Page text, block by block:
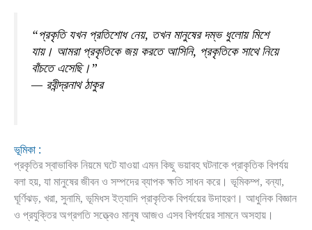
“প্রকৃতি যখন প্রতিশোধ নেয়, তখন মানুষের দম্ভ ধুলোয় মিশে
যায়। আমরা প্রকৃতিকে জয় করতে আসিনি, প্রকৃতিকে সাথে নিয়ে
বাঁচতে এসেছি।”
— রবীন্দ্রনাথ ঠাকুর
ভূমিকা :
প্রকৃতির স্বাভাবিক নিয়মে ঘটে যাওয়া এমন কিছু ভয়াবহ ঘটনাকে প্রাকৃতিক বিপর্যয়
বলা হয়, যা মানুষের জীবন ও সম্পদের ব্যাপক ক্ষতি সাধন করে। ভূমিকম্প, বন্যা,
ঘূর্ণিঝড়, খরা, সুনামি, ভূমিধস ইত্যাদি প্রাকৃতিক বিপর্যয়ের উদাহরণ। আধুনিক বিজ্ঞান
ও প্রযুক্তির অগ্রগতি সত্ত্বেও মানুষ আজও এসব বিপর্যয়ের সামনে অসহায়।